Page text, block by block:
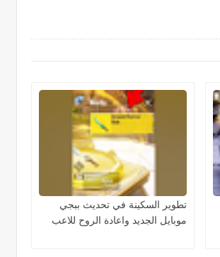
تطوير السكينة في تحديث ببجي
موبايل الجديد واعادة الروح للاعب